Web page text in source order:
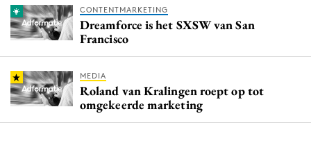
CONTENTMARKETING
Dreamforce is het SXSW van San
Francisco
MEDIA
Roland van Kralingen roept op tot
omgekeerde marketing